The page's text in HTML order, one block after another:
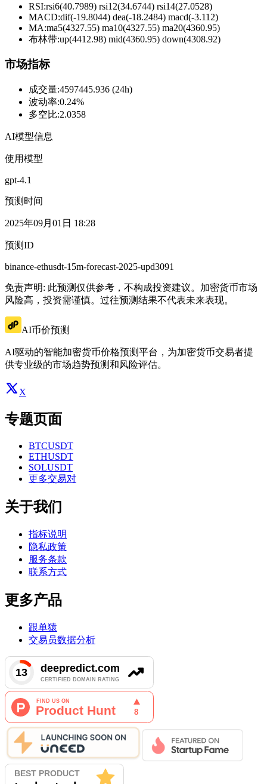
RSI:rsi6(40.7989) rsi12(34.6744) rsi14(27.0528)
MACD:dif(-19.8044) dea(-18.2484) macd(-3.112)
MA:ma5(4327.55) ma10(4327.55) ma20(4360.95)
布林带:up(4412.98) mid(4360.95) down(4308.92)
市场指标
成交量:4597445.936 (24h)
波动率:0.24%
多空比:2.0358
AI模型信息
使用模型
gpt-4.1
预测时间
2025年09月01日 18:28
预测ID
binance-ethusdt-15m-forecast-2025-upd3091
免责声明: 此预测仅供参考，不构成投资建议。加密货币市场
风险高，投资需谨慎。过往预测结果不代表未来表现。
AI币价预测
AI驱动的智能加密货币价格预测平台，为加密货币交易者提
供专业级的市场趋势预测和风险评估。
X
专题页面
BTCUSDT
ETHUSDT
SOLUSDT
更多交易对
关于我们
指标说明
隐私政策
服务条款
联系方式
更多产品
跟单猿
交易员数据分析